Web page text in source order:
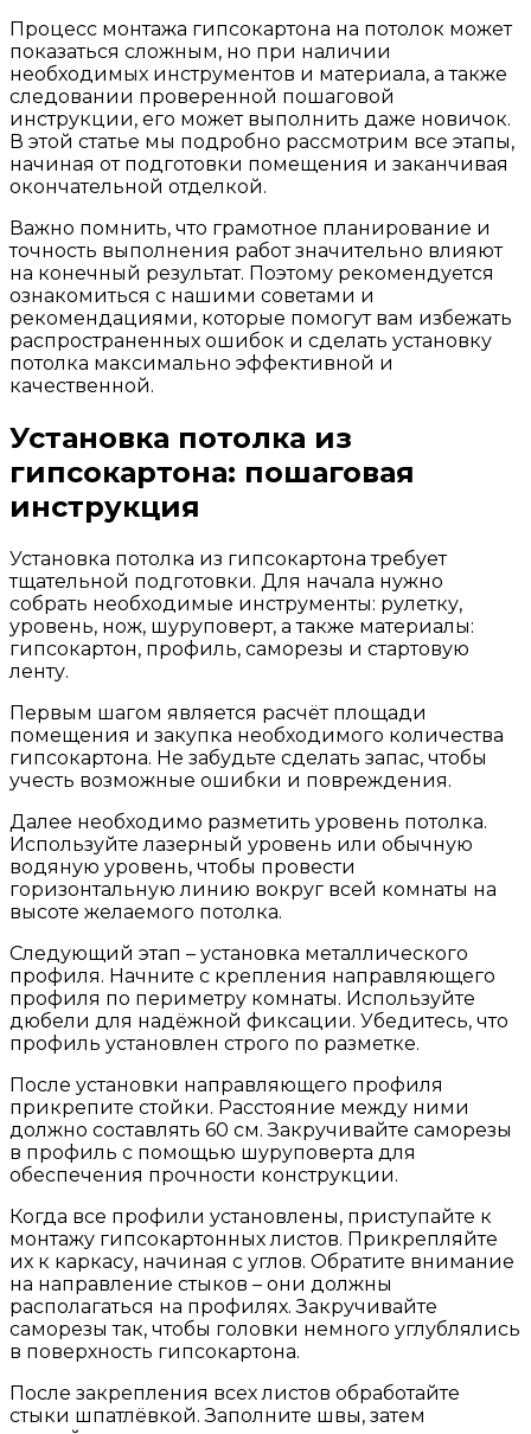
Процесс монтажа гипсокартона на потолок может
показаться сложным, но при наличии
необходимых инструментов и материала, а также
следовании проверенной пошаговой
инструкции, его может выполнить даже новичок.
В этой статье мы подробно рассмотрим все этапы,
начиная от подготовки помещения и заканчивая
окончательной отделкой.
Важно помнить, что грамотное планирование и
точность выполнения работ значительно влияют
на конечный результат. Поэтому рекомендуется
ознакомиться с нашими советами и
рекомендациями, которые помогут вам избежать
распространенных ошибок и сделать установку
потолка максимально эффективной и
качественной.
Установка потолка из
гипсокартона: пошаговая
инструкция
Установка потолка из гипсокартона требует
тщательной подготовки. Для начала нужно
собрать необходимые инструменты: рулетку,
уровень, нож, шуруповерт, а также материалы:
гипсокартон, профиль, саморезы и стартовую
ленту.
Первым шагом является расчёт площади
помещения и закупка необходимого количества
гипсокартона. Не забудьте сделать запас, чтобы
учесть возможные ошибки и повреждения.
Далее необходимо разметить уровень потолка.
Используйте лазерный уровень или обычную
водяную уровень, чтобы провести
горизонтальную линию вокруг всей комнаты на
высоте желаемого потолка.
Следующий этап – установка металлического
профиля. Начните с крепления направляющего
профиля по периметру комнаты. Используйте
дюбели для надёжной фиксации. Убедитесь, что
профиль установлен строго по разметке.
После установки направляющего профиля
прикрепите стойки. Расстояние между ними
должно составлять 60 см. Закручивайте саморезы
в профиль с помощью шуруповерта для
обеспечения прочности конструкции.
Когда все профили установлены, приступайте к
монтажу гипсокартонных листов. Прикрепляйте
их к каркасу, начиная с углов. Обратите внимание
на направление стыков – они должны
располагаться на профилях. Закручивайте
саморезы так, чтобы головки немного углублялись
в поверхность гипсокартона.
После закрепления всех листов обработайте
стыки шпатлёвкой. Заполните швы, затем